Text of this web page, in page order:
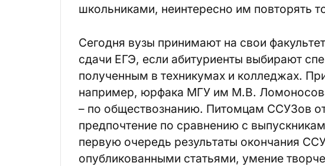
школьниками, неинтересно им повторять
Сегодня вузы принимают на свои
сдачи ЕГЭ, если абитуриенты выбирают
полученным в техникумах и колледжах.
например, юрфака МГУ им М.В.
– по обществознанию. Питомцам ССУЗов
предпочтение по сравнению с
первую очередь результаты окончания
опубликованными статьями, умение